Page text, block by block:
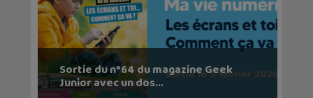
Sortie du n°64 du magazine Geek
Junior avec un dos...